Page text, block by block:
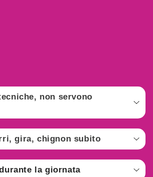
non servono
il gesto e lo rifai ogni volta in
gira, chignon subito
punte e girare la fascia su se
la giornata